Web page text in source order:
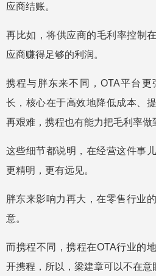
应商结账。
再比如，将供应商的毛利率控制
应商赚得足够的利润。
携程与胖东来不同，OTA平台
长，核心在于高效地降低成本、
再艰难，携程也有能力把毛利率做
这些细节都说明，在经营这件事
更精明，更有远见。
胖东来影响力再大，在零售行业
意。
而携程不同，携程在OTA行业的
开携程，所以，梁建章可以不在意